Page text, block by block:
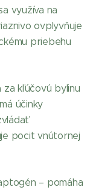
využíva na
ovplyvňuje
priebehu
za kľúčovú bylinu
účinky
pocit vnútornej
– pomáha